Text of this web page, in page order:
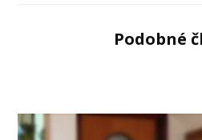
Podobné